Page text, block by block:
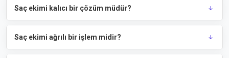
Saç ekimi kalıcı bir çözüm müdür?
Saç ekimi ağrılı bir işlem midir?